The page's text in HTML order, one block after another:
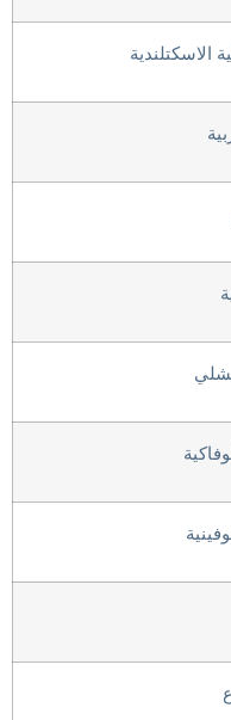
الاسكتلندية